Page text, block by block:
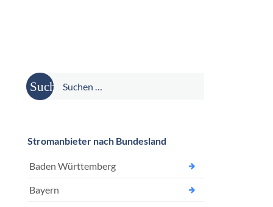
Suche
nach:
Stromanbieter nach Bundesland
Baden Württemberg
Bayern